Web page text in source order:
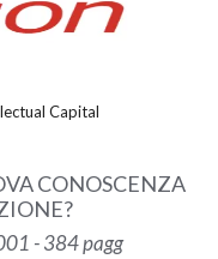
Capital
CONOSCENZA
- 384 pagg